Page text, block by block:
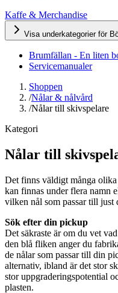
Kaffe & Merchandise
Visa underkategorier för
Brumfällan - En liten
Servicemanualer
Shoppen
/Nålar & nålvård
/Nålar till skivspelare
Kategori
Nålar till
Det finns väldigt många
kan finnas under flera namn
vilken nål som passar till just
Sök efter din pickup
Det säkraste är om du vet
den blå fliken anger du
de nålar som passar till din
alternativ, ibland är det stor
stor uppgraderingspotential
plasten.